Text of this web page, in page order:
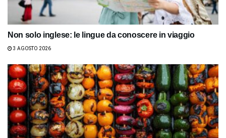
Non solo inglese: le lingue da conoscere in viaggio
3 AGOSTO 2026